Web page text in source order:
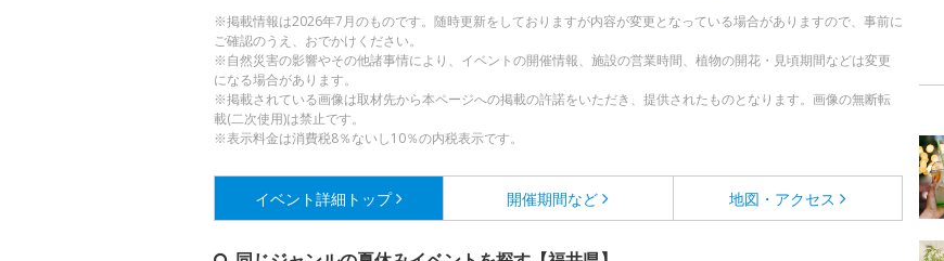
※掲載情報は2026年7月のものです。随時更新をしておりますが内容が変更となっている場合がありますので、事前に
ご確認のうえ、おでかけください。
※自然災害の影響やその他諸事情により、イベントの開催情報、施設の営業時間、植物の開花・見頃期間などは変更
になる場合があります。
※掲載されている画像は取材先から本ページへの掲載の許諾をいただき、提供されたものとなります。画像の無断転
載(二次使用)は禁止です。
※表示料金は消費税8％ないし10％の内税表示です。
イベント詳細 トップ 開催期間など 地図・アクセス